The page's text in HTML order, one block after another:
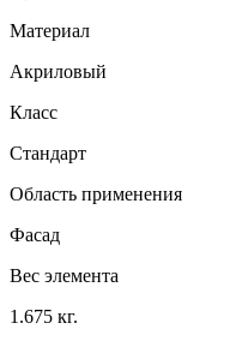
Материал
Акриловый
Класс
Стандарт
Область применения
Фасад
Вес элемента
1.675 кг.